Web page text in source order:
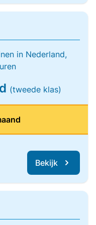
in Nederland,
(tweede klas)
Bekijk